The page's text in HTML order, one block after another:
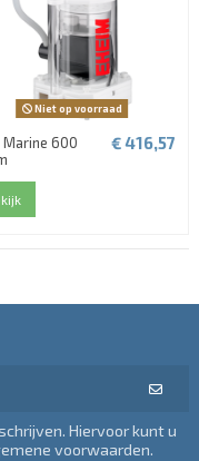
Niet op voorraad
Marine 600
€ 416,57
Hiervoor kunt u
voorwaarden.